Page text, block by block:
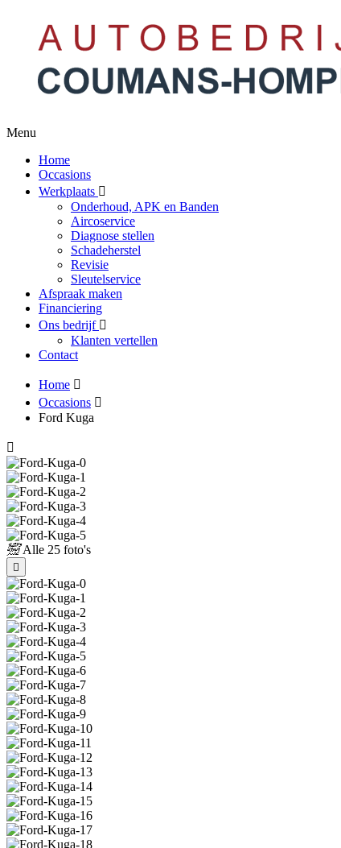
Menu
Home
Occasions
Werkplaats
Onderhoud, APK en Banden
Aircoservice
Diagnose stellen
Schadeherstel
Revisie
Sleutelservice
Afspraak maken
Financiering
Ons bedrijf
Klanten vertellen
Contact
Home
Occasions
Ford Kuga
Alle 25 foto's